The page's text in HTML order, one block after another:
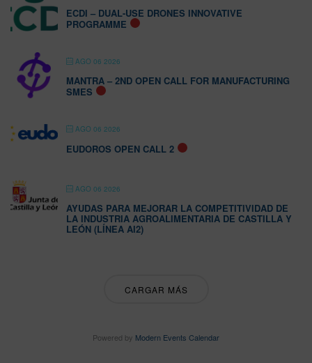
ECDI – DUAL-USE DRONES INNOVATIVE
PROGRAMME
AGO 06 2026
MANTRA – 2ND OPEN CALL FOR MANUFACTURING
SMES
AGO 06 2026
EUDOROS OPEN CALL 2
AGO 06 2026
AYUDAS PARA MEJORAR LA COMPETITIVIDAD DE
LA INDUSTRIA AGROALIMENTARIA DE CASTILLA Y
LEÓN (LÍNEA AI2)
CARGAR MÁS
Powered by Modern Events Calendar